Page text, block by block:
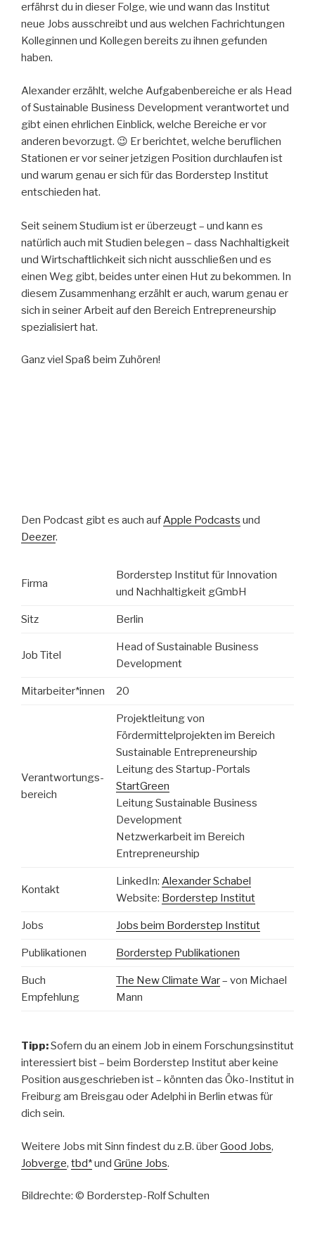
erfährst du in dieser Folge, wie und wann das Institut
neue Jobs ausschreibt und aus welchen Fachrichtungen
Kolleginnen und Kollegen bereits zu ihnen gefunden
haben.
Alexander erzählt, welche Aufgabenbereiche er als Head
of Sustainable Business Development verantwortet und
gibt einen ehrlichen Einblick, welche Bereiche er vor
anderen bevorzugt. 😉 Er berichtet, welche beruflichen
Stationen er vor seiner jetzigen Position durchlaufen ist
und warum genau er sich für das Borderstep Institut
entschieden hat.
Seit seinem Studium ist er überzeugt – und kann es
natürlich auch mit Studien belegen – dass Nachhaltigkeit
und Wirtschaftlichkeit sich nicht ausschließen und es
einen Weg gibt, beides unter einen Hut zu bekommen. In
diesem Zusammenhang erzählt er auch, warum genau er
sich in seiner Arbeit auf den Bereich Entrepreneurship
spezialisiert hat.
Ganz viel Spaß beim Zuhören!
Den Podcast gibt es auch aufApple Podcasts und
Deezer.
Firma
Borderstep Institut für Innovation
und Nachhaltigkeit gGmbH
Sitz Berlin
Job Titel
Head of Sustainable Business
Development
Mitarbeiter*innen 20
Verantwortungs-
bereich
Projektleitung von
Fördermittelprojekten im Bereich
Sustainable Entrepreneurship
Leitung des Startup-Portals
StartGreen
Leitung Sustainable Business
Development
Netzwerkarbeit im Bereich
Entrepreneurship
Kontakt
LinkedIn: Alexander Schabel
Website: Borderstep Institut
Jobs Jobs beim Borderstep Institut
Publikationen Borderstep Publikationen
Buch
Empfehlung
The New Climate War– von Michael
Mann
Tipp:Sofern du an einem Job in einem Forschungsinstitut
interessiert bist – beim Borderstep Institut aber keine
Position ausgeschrieben ist – könnten das Öko-Institut in
Freiburg am Breisgau oder Adelphi in Berlin etwas für
dich sein.
Weitere Jobs mit Sinn findest du z.B. überGood Jobs,
Jobverge, tbd*und Grüne Jobs.
Bildrechte: © Borderstep-Rolf Schulten